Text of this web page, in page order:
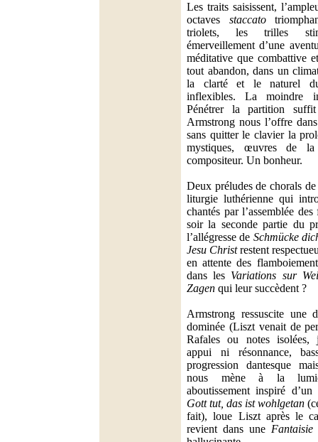
Les traits saisissent,
octaves staccato
triolets, les trilles
émerveillement d’une
méditative que combattive
tout abandon, dans un
la clarté et le naturel du
inflexibles. La moindre
Pénétrer la partition
Armstrong nous l’offre
sans quitter le clavier la
mystiques, œuvres de
compositeur. Un bonheur.
Deux préludes de chorals
liturgie luthérienne qui
chantés par l’assemblée
soir la seconde partie du
l’allégresse de Schmücke
Jesu Christrestent
en attente des
dans les Variations sur
Zagen qui leur succèdent ?
Armstrong ressuscite une
dominée (Liszt venait de
Rafales ou notes isolées,
appui ni résonnance,
progression dantesque
nous mène à la
aboutissement inspiré
Gott tut, das ist wohlgetan
fait), loue Liszt après le
revient dans une